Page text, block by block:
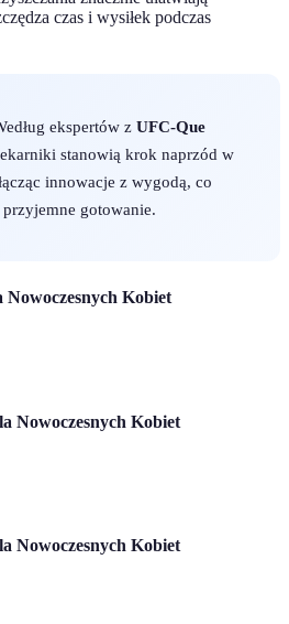
czas i wysiłek podczas
ekspertów z UFC-Que
stanowią krok naprzód w
innowacje z wygodą, co
gotowanie.
Kobiet
Nowoczesnych Kobiet
Nowoczesnych Kobiet